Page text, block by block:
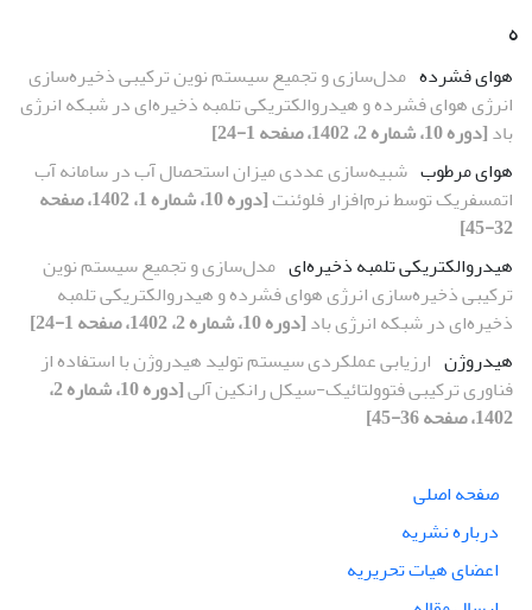
ه
هوای فشرده مدل‌سازی و تجمیع سیستم نوین ترکیبی ذخیره‌سازی
انرژی هوای فشرده و هیدروالکتریکی تلمبه ذخیره‌ای در شبکه انرژی
باد[دوره 10، شماره 2، 1402، صفحه 1-24]
هوای مرطوب شبیه‌سازی عددی میزان استحصال آب در سامانه آب
اتمسفریک توسط نرم‌افزار فلوئنت
[دوره 10، شماره 1، 1402، صفحه
32-45]
هیدروالکتریکی تلمبه ذخیره‌ای مدل‌سازی و تجمیع سیستم نوین
ترکیبی ذخیره‌سازی انرژی هوای فشرده و هیدروالکتریکی تلمبه
ذخیره‌ای در شبکه انرژی باد[دوره 10، شماره 2، 1402، صفحه 1-24]
هیدروژن ارزیابی عملکردی سیستم تولید هیدروژن با استفاده از
فناوری ترکیبی فتوولتائیک-سیکل رانکین آلی
[دوره 10، شماره 2،
1402، صفحه 36-45]
صفحه اصلی
درباره نشریه
اعضای هیات تحریریه